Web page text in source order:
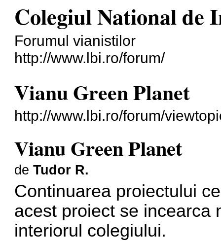
Colegiul National de
Forumul vianistilor
http://www.lbi.ro/forum/
Vianu Green Planet
http://www.lbi.ro/forum/
Vianu Green Planet
deTudor R.
Continuarea proiectului
acest proiect se incearca
interiorul colegiului.